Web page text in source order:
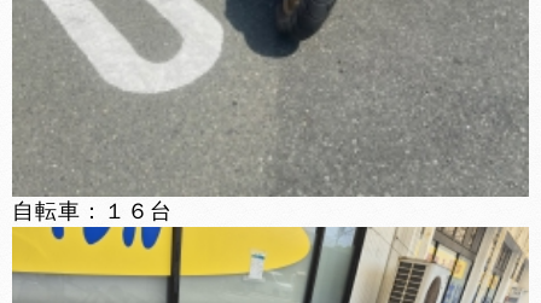
自転車：１６台